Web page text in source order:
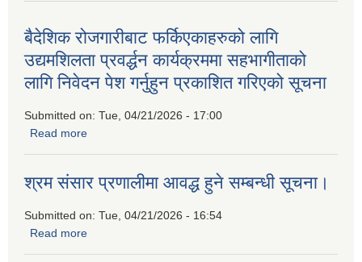
बैदेशिक रोजगारीबाट फर्किएकाहरुको लागि
उद्यमशिलता प्रवर्द्धन कार्यक्रममा सहभागीताको
लागि निवेदन पेश गर्नुहुन प्रकाशित गरिएको सूचना
Submitted on: Tue, 04/21/2026 - 17:00
Read more
श्रम संसार प्रणालीमा आवद्ध हुने सम्बन्धी सूचना।
Submitted on: Tue, 04/21/2026 - 16:54
Read more